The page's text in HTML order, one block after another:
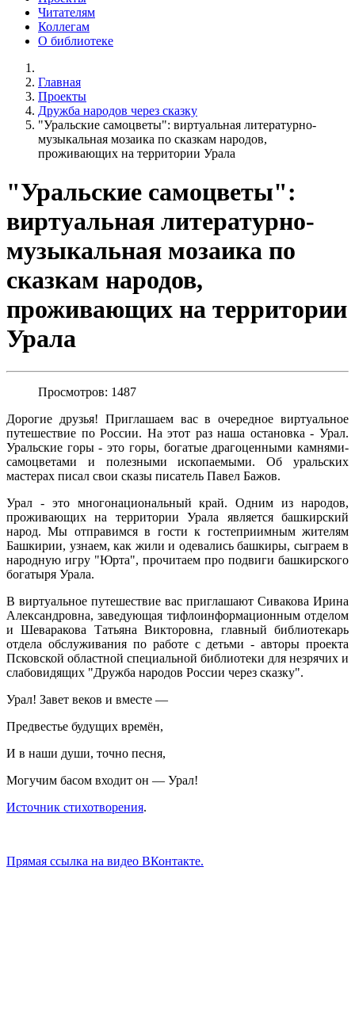
Читателям
Коллегам
О библиотеке
Главная
Проекты
Дружба народов через сказку
"Уральские самоцветы": виртуальная литературно-
музыкальная мозаика по сказкам народов,
проживающих на территории Урала
"Уральские самоцветы":
виртуальная литературно-
музыкальная мозаика по
сказкам народов,
проживающих на территории
Урала
Просмотров: 1487
Дорогие друзья! Приглашаем вас в очередное виртуальное
путешествие по России. На этот раз наша остановка - Урал.
Уральские горы - это горы, богатые драгоценными камнями-
самоцветами и полезными ископаемыми. Об уральских
мастерах писал свои сказы писатель Павел Бажов.
Урал - это многонациональный край. Одним из народов,
проживающих на территории Урала является башкирский
народ. Мы отправимся в гости к гостеприимным жителям
Башкирии, узнаем, как жили и одевались башкиры, сыграем в
народную игру "Юрта", прочитаем про подвиги башкирского
богатыря Урала.
В виртуальное путешествие вас приглашают Сивакова Ирина
Александровна, заведующая тифлоинформационным отделом
и Шеваракова Татьяна Викторовна, главный библиотекарь
отдела обслуживания по работе с детьми - авторы проекта
Псковской областной специальной библиотеки для незрячих и
слабовидящих "Дружба народов России через сказку".
Урал! Завет веков и вместе —
Предвестье будущих времён,
И в наши души, точно песня,
Могучим басом входит он — Урал!
Источник стихотворения.
Прямая ссылка на видео ВКонтакте.